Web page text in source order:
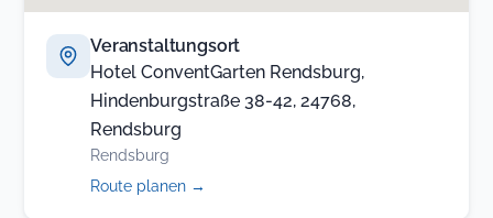
Veranstaltungsort
Hotel ConventGarten Rendsburg,
Hindenburgstraße 38-42, 24768,
Rendsburg
Rendsburg
Route planen →